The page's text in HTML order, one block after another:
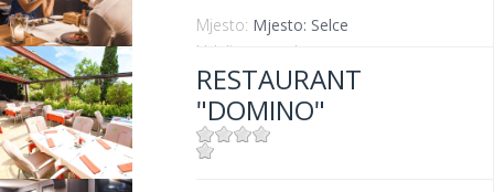
Mjesto: Mjesto: Selce
Udaljenost od mora:
RESTAURANT
"DOMINO"